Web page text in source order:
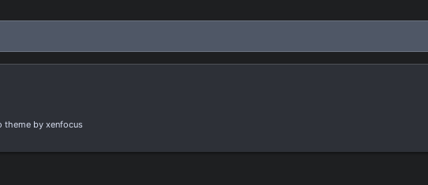
theme by xenfocus